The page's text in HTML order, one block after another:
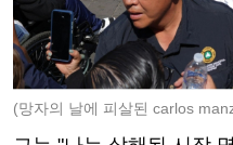
(망자의 날에 피살된 carlos